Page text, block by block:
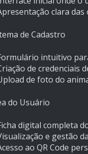
clara das
de Cadastro
intuitivo
de credenciais
de foto do
do Usuário
digital completa
e gestão
ao QR Code